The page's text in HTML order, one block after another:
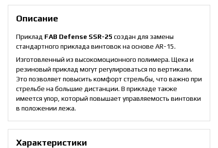
Описание
Приклад FAB Defense SSR-25 создан для замены
стандартного приклада винтовок на основе AR-15.
Изготовленный из высокомоционного полимера. Щека и
резиновый приклад могут регулироваться по вертикали.
Это позволяет повысить комфорт стрельбы, что важно при
стрельбе на большие дистанции. В прикладе также
имеется упор, который повышает управляемость винтовки
в положении лежа.
Характеристики